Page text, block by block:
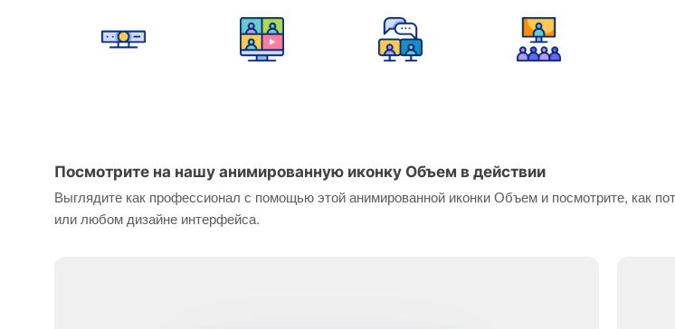
Посмотрите на нашу анимированную иконку Объем в действии
Выглядите как профессионал с помощью этой анимированной иконки Объем и посмотрите, как
или любом дизайне интерфейса.